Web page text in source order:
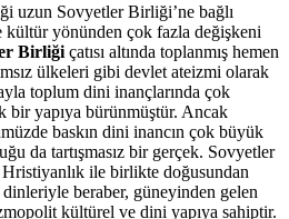
uzun Sovyetler Birliği’ne bağlı
yönünden çok fazla değişkeni
Birliği çatısı altında toplanmış hemen
ülkeleri gibi devlet ateizmi olarak
toplum dini inançlarında çok
bir yapıya bürünmüştür. Ancak
baskın dini inancın çok büyük
da tartışmasız bir gerçek. Sovyetler
ile birlikte doğusundan
beraber, güneyinden gelen
kültürel ve dini yapıya sahiptir.